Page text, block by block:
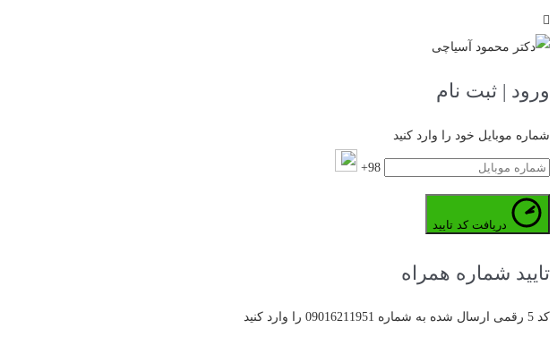
ورود | ثبت نام
شماره موبایل خود را وارد کنید
98+
تایید شماره همراه
کد 5 رقمی ارسال شده به شماره 09016211951 را وارد کنید